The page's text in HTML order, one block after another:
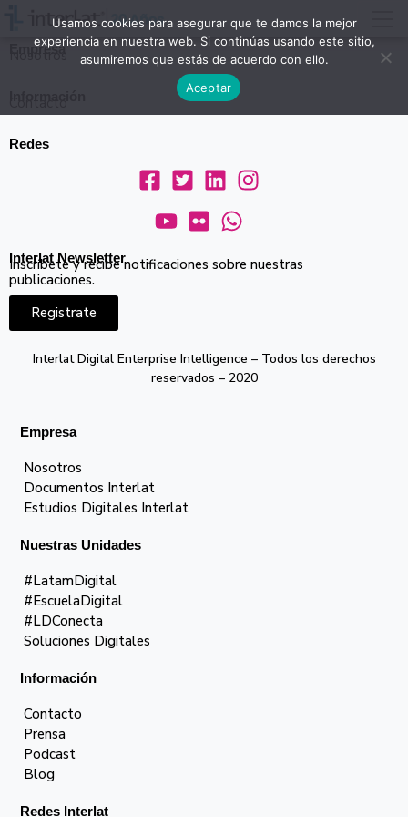
Empresa
Empresa
Redes
Interlat Newsletter
Inscríbete y recibe notificaciones sobre nuestras
publicaciones.
Registrate
Interlat Digital Enterprise Intelligence – Todos los derechos
reservados – 2020
Empresa
Nosotros
Documentos Interlat
Estudios Digitales Interlat
Nuestras Unidades
#LatamDigital
#EscuelaDigital
#LDConecta
Soluciones Digitales
Información
Contacto
Prensa
Podcast
Blog
Redes Interlat
Usamos cookies para asegurar que te damos la mejor
experiencia en nuestra web. Si continúas usando este sitio,
asumiremos que estás de acuerdo con ello.
Aceptar